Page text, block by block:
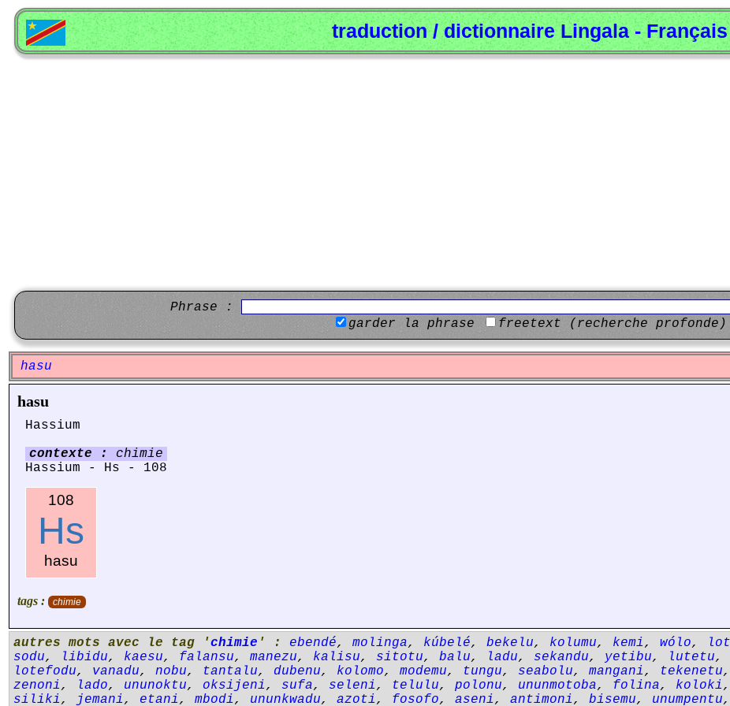
traduction / dictionnaire Lingala - Français
Phrase :
garder la phrase
freetext (recherche profonde)
hasu
hasu
Hassium
contexte :
chimie
Hassium - Hs - 108
108
Hs
hasu
tags : chimie
autres mots avec le tag 'chimie ' : ebendé, molinga, kúbelé, bekelu, kolumu, kemi, wólo,
sodu, libidu, kaesu, falansu, manezu, kalisu, sitotu, balu, ladu, sekandu, yetibu, lutetu,
lotefodu, vanadu, nobu, tantalu, dubenu, kolomo, modemu, tungu, seabolu, mangani, tekenetu
zenoni, lado, ununoktu, oksijeni, sufa, seleni, telulu, polonu, ununmotoba, folina, koloki
siliki, jemani, etani, mbodi, ununkwadu, azoti, fosofo, aseni, antimoni, bisemu, unumpentu